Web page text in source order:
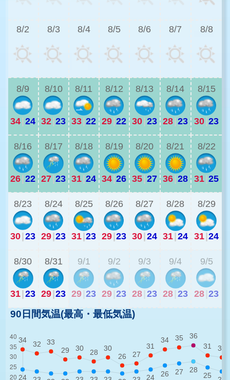
8/2 8/3 8/4 8/5 8/6 8/7 8/8
8/9
34 24
8/10
32 23
8/11
33 22
8/12
29 22
8/13
30 23
8/14
28 23
8/15
30 23
8/16
26 22
8/17
27 23
8/18
31 24
8/19
34 26
8/20
35 27
8/21
36 28
8/22
31 25
8/23
30 23
8/24
29 23
8/25
31 23
8/26
29 23
8/27
30 24
8/28
31 24
8/29
31 24
8/30
31 23
8/31
29 23
9/1
29 23
9/2
29 23
9/3
28 23
9/4
28 23
9/5
28 23
90日間気温(最高・最低気温)